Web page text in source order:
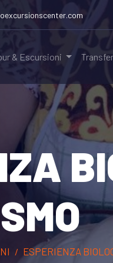
& Escursioni Transfer
ESPERIENZA